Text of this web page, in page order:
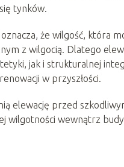
tynków.
że wilgość, która
z wilgocią. Dlatego
jak i strukturalnej
w przyszłości.
elewację przed
wilgotności wewnątrz